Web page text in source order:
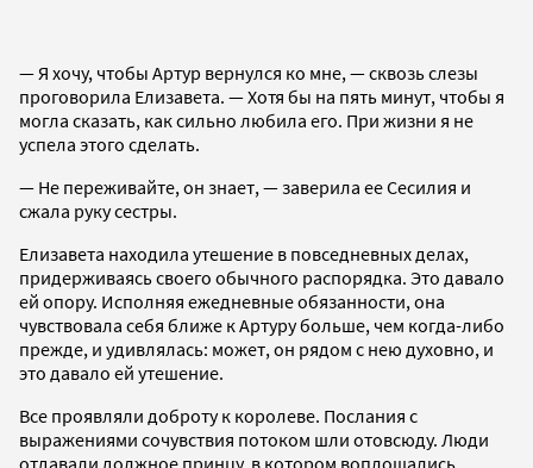
— Я хочу, чтобы Артур вернулся ко мне, — сквозь слезы
проговорила Елизавета. — Хотя бы на пять минут, чтобы я
могла сказать, как сильно любила его. При жизни я не
успела этого сделать.
— Не переживайте, он знает, — заверила ее Сесилия и
сжала руку сестры.
Елизавета находила утешение в повседневных делах,
придерживаясь своего обычного распорядка. Это давало
ей опору. Исполняя ежедневные обязанности, она
чувствовала себя ближе к Артуру больше, чем когда-либо
прежде, и удивлялась: может, он рядом с нею духовно, и
это давало ей утешение.
Все проявляли доброту к королеве. Послания с
выражениями сочувствия потоком шли отовсюду. Люди
отдавали должное принцу, в котором воплощались